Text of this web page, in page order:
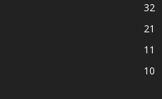
32
21
11
10